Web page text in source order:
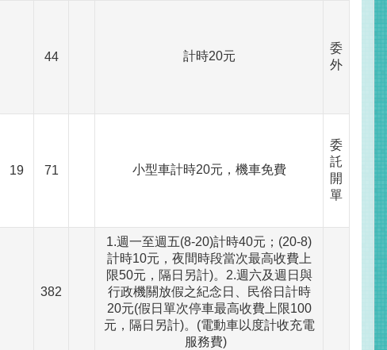
44 計時20元
委
外
19 71 小型車計時20元，機車免費
委
託
開
單
382
1.週一至週五(8-20)計時40元；(20-8)
計時10元，夜間時段當次最高收費上
限50元，隔日另計)。2.週六及週日與
行政機關放假之紀念日、民俗日計時
20元(假日單次停車最高收費上限100
元，隔日另計)。(電動車以度計收充電
服務費)